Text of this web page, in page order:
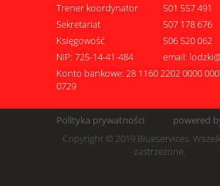
Trener koordynator
501 557 491
Sekretariat
507 178 676
Księgowość
506 520 062
NIP: 725-14-41-484
email:
Konto bankowe: 28 1160 2202 0000
0729
Polityka prywatności
powered
Copyright © 2019 Blueservices.
zastrzeżone.